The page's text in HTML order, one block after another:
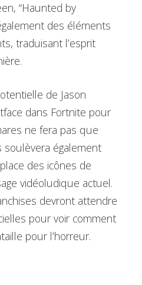
“Haunted by
des éléments
traduisant l’esprit
de Jason
dans Fortnite pour
ne fera pas que
soulèvera également
des icônes de
vidéoludique actuel.
devront attendre
pour voir comment
pour l’horreur.